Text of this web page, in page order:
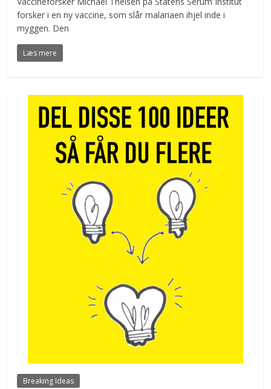
forsker i en ny vaccine, som slår malariaen ihjel inde i
myggen. Den
Læs mere
Breaking Ideas